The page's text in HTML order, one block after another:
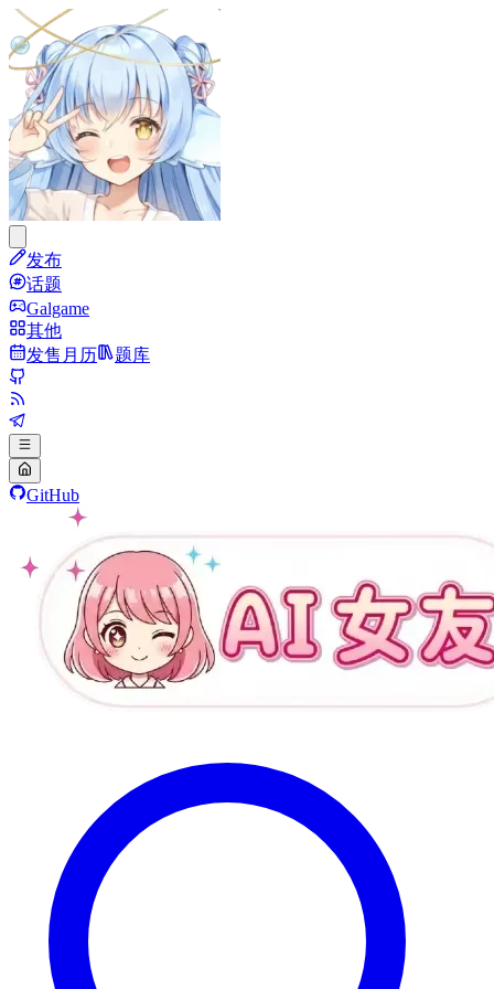
发布
话题
Galgame
其他
发售月历
题库
GitHub